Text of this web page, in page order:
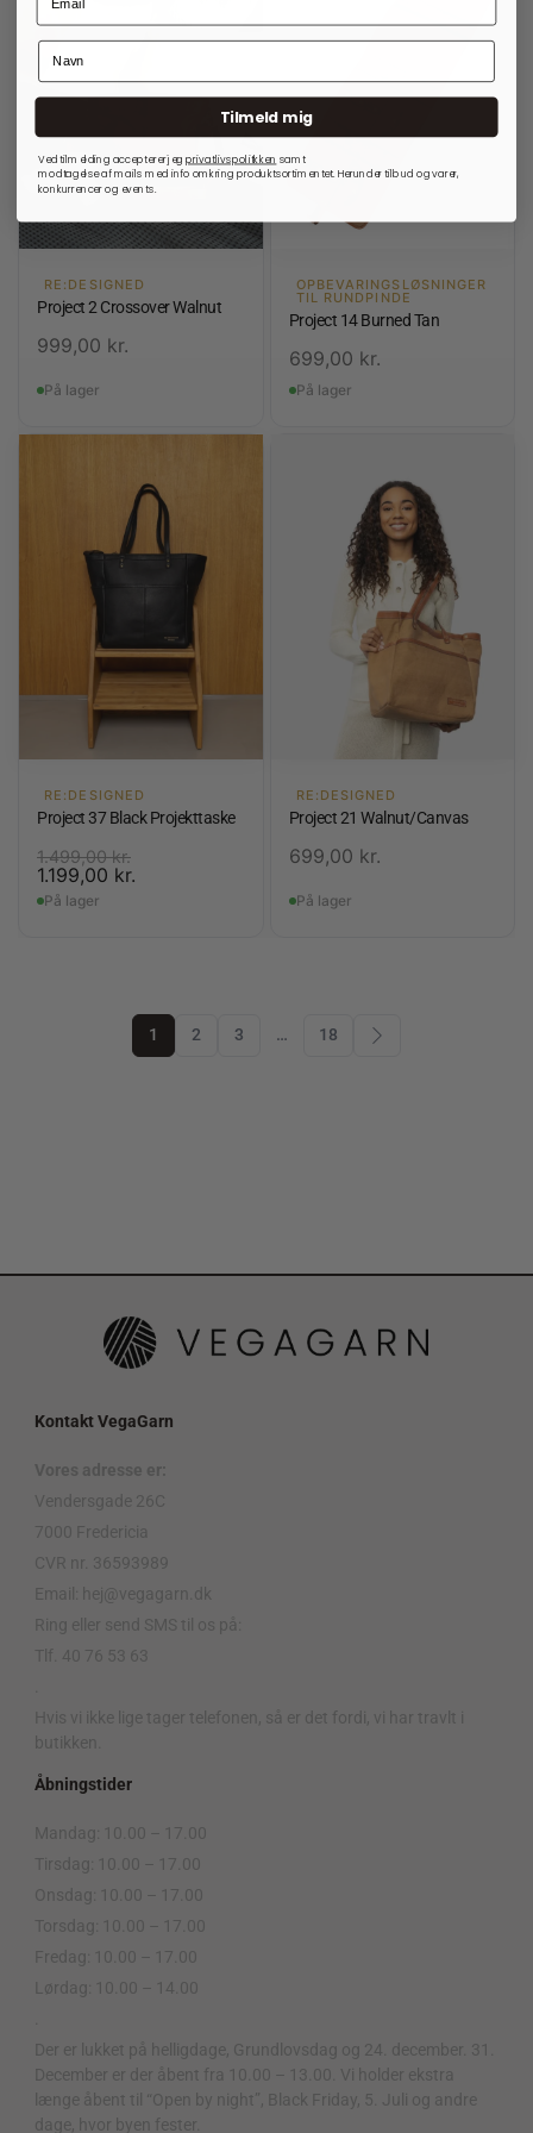
RE:DESIGNED
Project 2 Crossover Walnut
999,00 kr.
På lager
OPBEVARINGSLØSNINGER
TIL RUNDPINDE
Project 14 Burned Tan
699,00 kr.
På lager
RE:DESIGNED
Project 37 Black Projekttaske
1.499,00kr.
1.199,00 kr.
På lager
RE:DESIGNED
Project 21 Walnut/Canvas
699,00 kr.
På lager
1 2 3 … 18
Kontakt VegaGarn
Vores adresse er:
Vendersgade 26C
7000 Fredericia
CVR nr. 36593989
Email: hej@vegagarn.dk
Ring eller send SMS til os på:
Tlf. 40 76 53 63
Hvis vi ikke lige tager telefonen, så er det fordi, vi har travlt i
butikken.
Åbningstider
Mandag: 10.00 – 17.00
Tirsdag: 10.00 – 17.00
Onsdag: 10.00 – 17.00
Torsdag: 10.00 – 17.00
Fredag: 10.00 – 17.00
Lørdag: 10.00 – 14.00
Der er lukket på helligdage, Grundlovsdag og 24. december. 31.
December er der åbent fra 10.00 – 13.00. Vi holder ekstra
længe åbent til “Open by night”, Black Friday, 5. Juli og andre
dage, hvor byen fester.
Tilmeld mig
Ved tilmelding accepterer jegprivatlivspolitkken samt
modtagelse af mails med info omkring produktsortimentet. Herunder tilbud og varer,
konkurrencer og events.